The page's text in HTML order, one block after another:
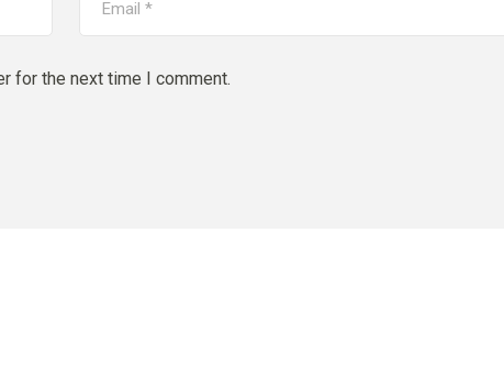
for the next time I comment.